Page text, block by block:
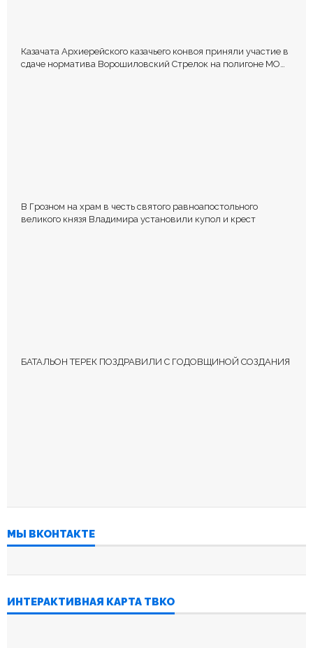
Казачата Архиерейского казачьего конвоя приняли участие в
сдаче норматива Ворошиловский Стрелок на полигоне МО
В Грозном на храм в честь святого равноапостольного
великого князя Владимира установили купол и крест
БАТАЛЬОН ТЕРЕК ПОЗДРАВИЛИ С ГОДОВЩИНОЙ СОЗДАНИЯ
МЫ ВКОНТАКТЕ
ИНТЕРАКТИВНАЯ КАРТА ТВКО